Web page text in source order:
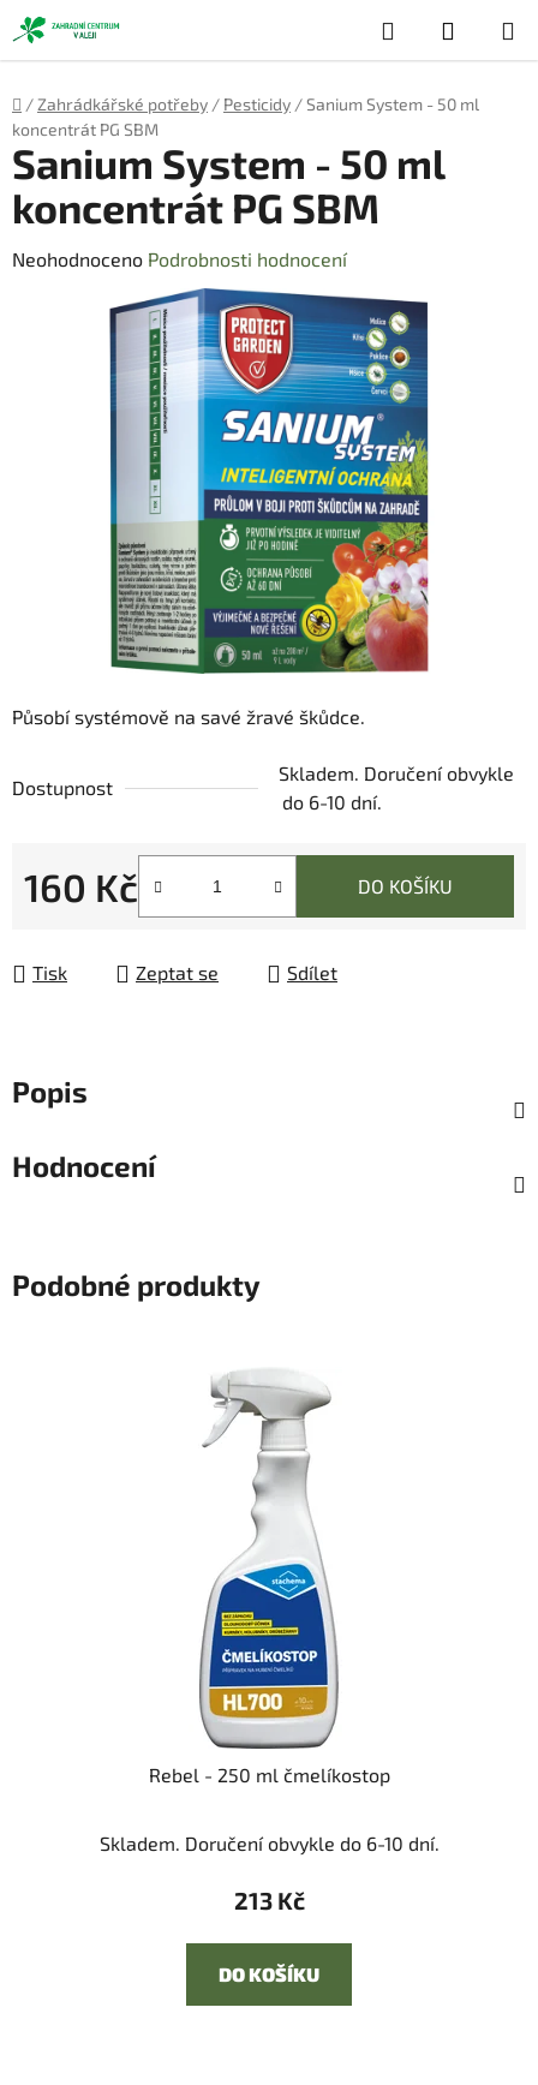
Přejít
na
obsah
Hledat
KOŠÍK
Domů
/ Zahrádkářské potřeby / Pesticidy /Sanium System - 50 ml
koncentrát PG SBM
Působí systémově na savé žravé škůdce.
Dostupnost
Skladem. Doručení obvykle
do 6-10 dní.
160 Kč DO KOŠÍKU
Tisk Zeptat se Sdílet
Sanium System - 50 ml
koncentrát PG SBM
Průměrné
Neohodnoceno Podrobnosti hodnocení
Popis
Hodnocení
Podobné produkty
Rebel - 250 ml čmelíkostop
Skladem. Doručení obvykle do 6-10 dní.
213 Kč
DO KOŠÍKU